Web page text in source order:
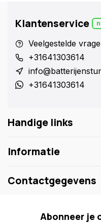
Klantenservice
Veelgestelde
+31641303614
+31641303614
Handige links
Informatie
Contactgegevens
Abonneer je